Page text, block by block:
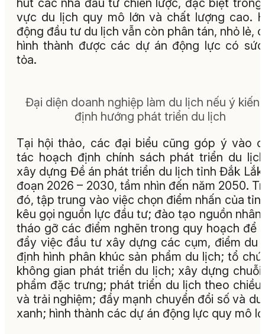
hút các nhà đầu tư chiến lược, đặc biệt trong
vực du lịch quy mô lớn và chất lượng cao.
động đầu tư du lịch vẫn còn phân tán, nhỏ lẻ,
hình thành được các dự án động lực có
tỏa.
Đại diện doanh nghiệp làm du lịch nếu ý kiến
định hướng phát triển du lịch
Tại hội thảo, các đại biểu cũng góp ý vào
tác hoạch định chính sách phát triển du
xây dựng Đề án phát triển du lịch tỉnh Đắk Lắk
đoạn 2026 – 2030, tầm nhìn đến năm 2050.
đó, tập trung vào việc chọn điểm nhấn của
kêu gọi nguồn lực đầu tư; đào tạo nguồn nhân
tháo gỡ các điểm nghẽn trong quy hoạch để
đẩy việc đầu tư xây dựng các cụm, điểm du
định hình phân khúc sản phẩm du lịch; tổ
không gian phát triển du lịch; xây dựng chuỗi
phẩm đặc trưng; phát triển du lịch theo chiều
và trải nghiệm; đẩy mạnh chuyển đổi số và
xanh; hình thành các dự án động lực quy mô